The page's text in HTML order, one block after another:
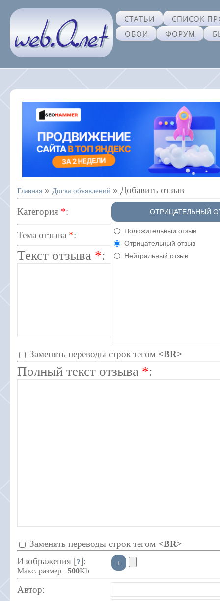
СТАТЬИ
СПИСОК
ОБОИ
ФОРУМ
Главная » Доска объявлений » Добавить отзыв
Категория *:
Положительный отзыв
Отрицательный отзыв
Нейтральный отзыв
Тема отзыва *:
Текст отзыва *:
Заменять переводы строк тегом <BR>
Полный текст отзыва *:
Заменять переводы строк тегом <BR>
Изображения [?]:
Макс. размер - 500Kb
Автор: